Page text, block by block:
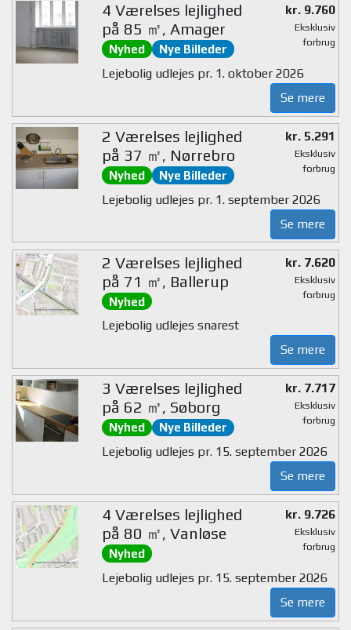
4 Værelses lejlighed
på 85 ㎡, Amager
Nyhed Nye Billeder
kr. 9.760
Eksklusiv
forbrug
Lejebolig udlejes pr. 1. oktober 2026
Se mere
2 Værelses lejlighed
på 37 ㎡, Nørrebro
Nyhed Nye Billeder
kr. 5.291
Eksklusiv
forbrug
Lejebolig udlejes pr. 1. september 2026
Se mere
2 Værelses lejlighed
på 71 ㎡, Ballerup
Nyhed
kr. 7.620
Eksklusiv
forbrug
Lejebolig udlejes snarest
Se mere
3 Værelses lejlighed
på 62 ㎡, Søborg
Nyhed Nye Billeder
kr. 7.717
Eksklusiv
forbrug
Lejebolig udlejes pr. 15. september 2026
Se mere
4 Værelses lejlighed
på 80 ㎡, Vanløse
Nyhed
kr. 9.726
Eksklusiv
forbrug
Lejebolig udlejes pr. 15. september 2026
Se mere